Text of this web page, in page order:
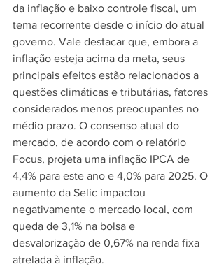
da inflação e baixo controle fiscal, um
tema recorrente desde o início do atual
governo. Vale destacar que, embora a
inflação esteja acima da meta, seus
principais efeitos estão relacionados a
questões climáticas e tributárias, fatores
considerados menos preocupantes no
médio prazo. O consenso atual do
mercado, de acordo com o relatório
Focus, projeta uma inflação IPCA de
4,4% para este ano e 4,0% para 2025. O
aumento da Selic impactou
negativamente o mercado local, com
queda de 3,1% na bolsa e
desvalorização de 0,67% na renda fixa
atrelada à inflação.